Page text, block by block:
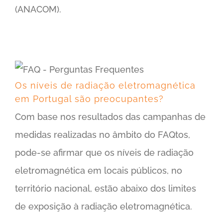
(ANACOM).
Os níveis de radiação eletromagnética
em Portugal são preocupantes?
Com base nos resultados das campanhas de
medidas realizadas no âmbito do FAQtos,
pode-se afirmar que os níveis de radiação
eletromagnética em locais públicos, no
território nacional, estão abaixo dos limites
de exposição à radiação eletromagnética.